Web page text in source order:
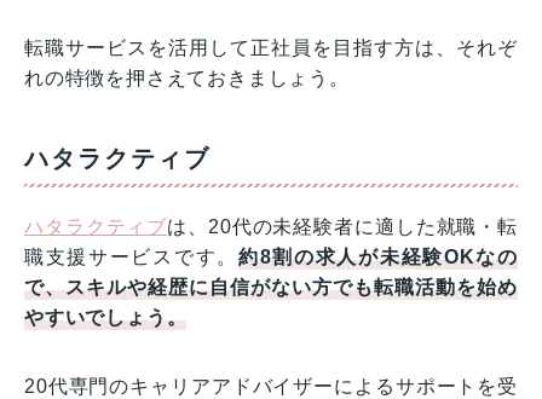
転職サービスを活用して正社員を目指す方は、それぞ
れの特徴を押さえておきましょう。
ハタラクティブ
ハタラクティブは、20代の未経験者に適した就職・転
職支援サービスです。 約8割の求人が未経験OKなの
で、スキルや経歴に自信がない方でも転職活動を始め
やすいでしょう。
20代専門のキャリアアドバイザーによるサポートを受